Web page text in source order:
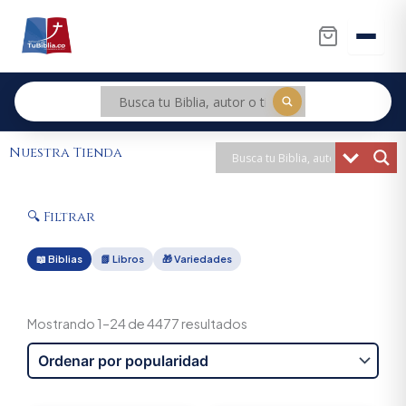
contenido
Nuestra Tienda
🔍 Filtrar
📖 Biblias 📗 Libros 🎁 Variedades
Mostrando 1–24 de 4477 resultados